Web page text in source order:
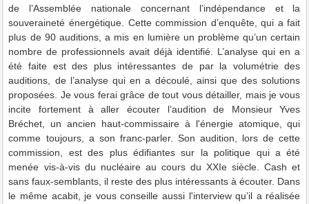
de l’Assemblée nationale concernant l’indépendance et la
souveraineté énergétique. Cette commission d’enquête, qui a fait
plus de 90 auditions, a mis en lumière un problème qu’un certain
nombre de professionnels avait déjà identifié. L’analyse qui en a
été faite est des plus intéressantes de par la volumétrie des
auditions, de l’analyse qui en a découlé, ainsi que des solutions
proposées. Je vous ferai grâce de tout vous détailler, mais je vous
incite fortement à aller écouter l’audition de Monsieur Yves
Bréchet, un ancien haut-commissaire à l'énergie atomique, qui
comme toujours, a son franc-parler. Son audition, lors de cette
commission, est des plus édifiantes sur la politique qui a été
menée vis-à-vis du nucléaire au cours du XXIe siècle. Cash et
sans faux-semblants, il reste des plus intéressants à écouter. Dans
le même acabit, je vous conseille aussi l'interview qu’il a réalisée